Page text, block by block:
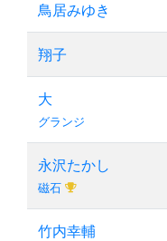
鳥居みゆき
翔子
大
グランジ
永沢たかし
磁石
竹内幸輔